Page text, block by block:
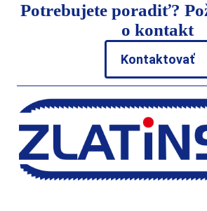
Potrebujete poradiť?
o kontakt
Kontaktovať